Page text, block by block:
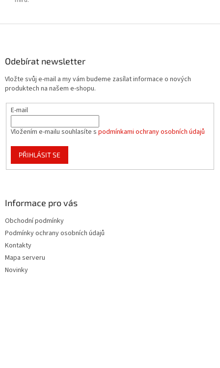
Odebírat newsletter
Vložte svůj e-mail a my vám budeme zasílat informace o nových
produktech na našem e-shopu.
E-mail
Vložením e-mailu souhlasíte s podmínkami ochrany osobních údajů
PŘIHLÁSIT SE
Informace pro vás
Obchodní podmínky
Podmínky ochrany osobních údajů
Kontakty
Mapa serveru
Novinky